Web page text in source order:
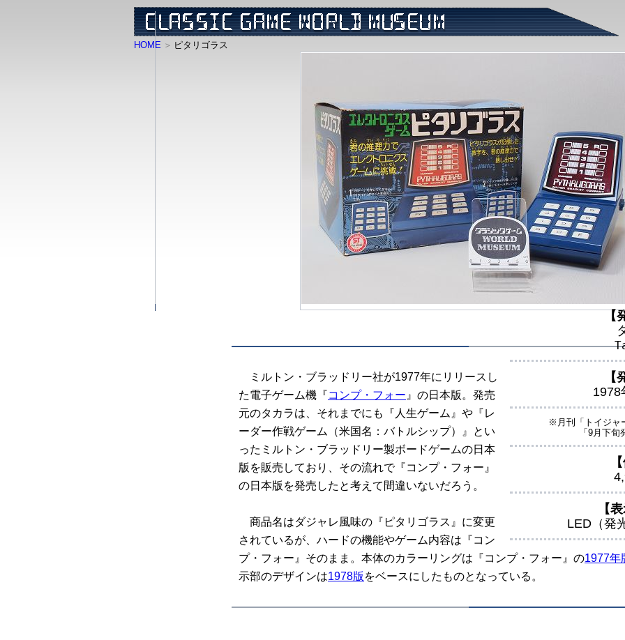
HOME ピタリゴラス
【
【
1978
※月刊「トイジャ
「9月下
【
LED（発
ミルトン・ブラッドリー社が1977年にリリースし
た電子ゲーム機『コンプ・フォー 』の日本版。発売
元のタカラは、それまでにも『人生ゲーム』や『レ
ーダー作戦ゲーム（米国名：バトルシップ）』とい
ったミルトン・ブラッドリー製ボードゲームの日本
版を販売しており、その流れで『コンプ・フォー』
の日本版を発売したと考えて間違いないだろう。
商品名はダジャレ風味の『ピタリゴラス』に変更
されているが、ハードの機能やゲーム内容は『コン
プ・フォー』そのまま。本体のカラーリングは『コンプ・フォー』の1977年
示部のデザインは1978版 をベースにしたものとなっている。